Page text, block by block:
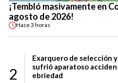
¡Tembló masivamente en
agosto de 2026!
Hace3 horas
2
Exarquero de selección
sufrió aparatoso
ebriedad